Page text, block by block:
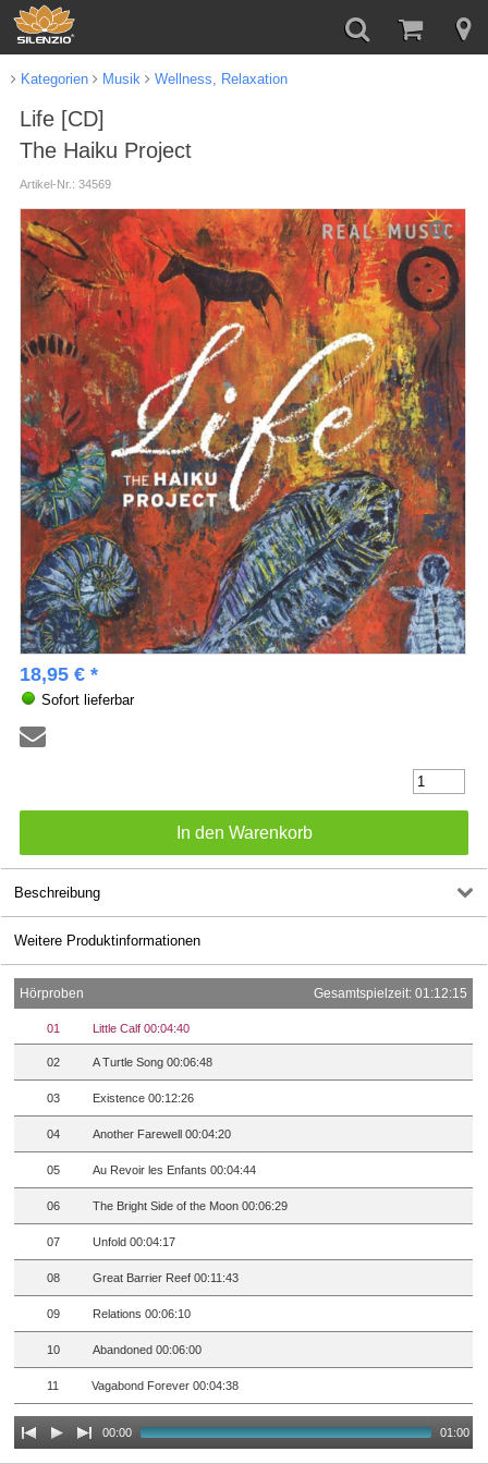
Kategorien Musik Wellness, Relaxation
Life [CD]
The Haiku Project
Artikel-Nr.: 34569
18,95 € *
Sofort lieferbar
Beschreibung
Weitere Produktinformationen
Hörproben Gesamtspielzeit: 01:12:15
01 Little Calf 00:04:40
02 A Turtle Song 00:06:48
03 Existence 00:12:26
04 Another Farewell 00:04:20
05 Au Revoir les Enfants 00:04:44
06 The Bright Side of the Moon 00:06:29
07 Unfold 00:04:17
08 Great Barrier Reef 00:11:43
09 Relations 00:06:10
10 Abandoned 00:06:00
11 Vagabond Forever 00:04:38
00:00 01:00